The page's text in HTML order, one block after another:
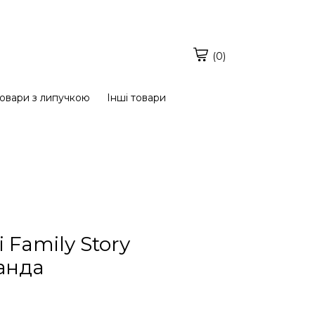
(0)
з липучкою Інші товари
Family Story